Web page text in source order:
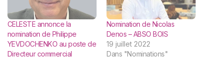
CELESTE annonce la
nomination de Philippe
YEVDOCHENKO au poste de
Directeur commercial
Nomination de Nicolas
Denos – ABSO BOIS
19 juillet 2022
Dans "Nominations"